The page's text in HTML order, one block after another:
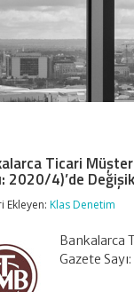
Ticari
2020/4)’de
Ekleyen:Klas Denetim
Bankalarca
Gazete